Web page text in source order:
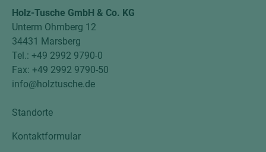
Holz-Tusche GmbH & Co. KG
Unterm Ohmberg 12
34431 Marsberg
Tel.: +49 2992 9790-0
Fax: +49 2992 9790-50
info@holztusche.de
Standorte
Kontaktformular